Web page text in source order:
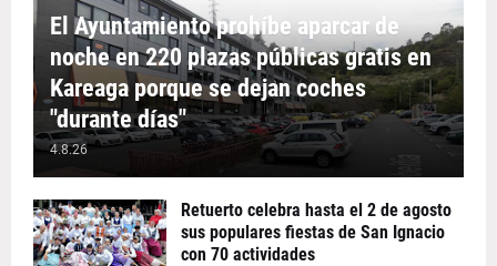
El Ayuntamiento prohíbe aparcar de
noche en 220 plazas públicas gratis en
Kareaga porque se dejan coches
"durante días"
4.8.26
Retuerto celebra hasta el 2 de agosto
sus populares fiestas de San Ignacio
con 70 actividades